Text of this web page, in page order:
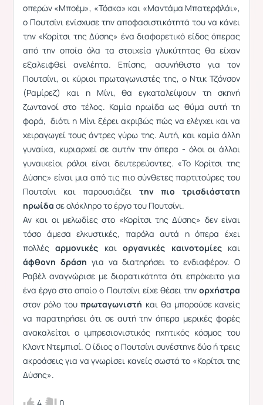
οπερών «Μποέμ», «Τόσκα» και «Μαντάμα Μπατερφλάι»,
ο Πουτσίνι ενίσχυσε την αποφασιστικότητά του να κάνει
την «Κορίτσι της Δύσης» ένα διαφορετικό είδος όπερας
από την οποία όλα τα στοιχεία γλυκύτητας θα είχαν
εξαλειφθεί ανελέητα. Επίσης, ασυνήθιστα για τον
Πουτσίνι, οι κύριοι πρωταγωνιστές της, ο Ντικ Τζόνσον
(Ραμίρεζ) και η Μίνι, θα εγκαταλείψουν τη σκηνή
ζωντανοί στο τέλος. Καμία ηρωίδα ως θύμα αυτή τη
φορά, διότι η Μίνι ξέρει ακριβώς πώς να ελέγχει και να
χειραγωγεί τους άντρες γύρω της. Αυτή, και καμία άλλη
γυναίκα, κυριαρχεί σε αυτήν την όπερα - όλοι οι άλλοι
γυναικείοι ρόλοι είναι δευτερεύοντες. «Το Κορίτσι της
Δύσης» είναι μια από τις πιο σύνθετες παρτιτούρες του
Πουτσίνι και παρουσιάζει την πιο τρισδιάστατη
ηρωίδα σε ολόκληρο το έργο του Πουτσίνι.
Αν και οι μελωδίες στο «Κορίτσι της Δύσης» δεν είναι
τόσο άμεσα ελκυστικές, παρόλα αυτά η όπερα έχει
πολλέςαρμονικές καιοργανικές καινοτομίεςκαι
άφθονη δράση για να διατηρήσει το ενδιαφέρον. Ο
Ραβέλ αναγνώρισε με διορατικότητα ότι επρόκειτο για
ένα έργο στο οποίο ο Πουτσίνι είχε θέσει την ορχήστρα
στον ρόλο τουπρωταγωνιστή και θα μπορούσε κανείς
να παρατηρήσει ότι σε αυτή την όπερα μερικές φορές
ανακαλείται ο ιμπρεσιονιστικός ηχητικός κόσμος του
Κλοντ Ντεμπισί. Ο ίδιος ο Πουτσίνι συνέστηνε δύο ή τρεις
ακροάσεις για να γνωρίσει κανείς σωστά το «Κορίτσι της
Δύσης».